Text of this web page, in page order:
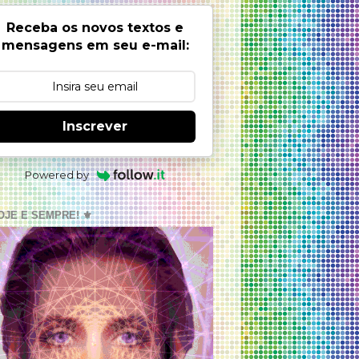
Receba os novos textos e
mensagens em seu e-mail:
Inscrever
Powered by
E SEMPRE! ⚜️